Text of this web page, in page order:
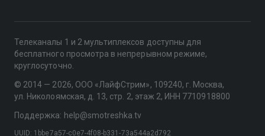
Телеканалы 1 и 2 мультиплексов доступны для
бесплатного просмотра в непрерывном режиме,
круглосуточно.
© 2014 — 2026, ООО «ЛайфСтрим», 109240, г. Москва,
ул. Николоямская, д. 13, стр. 2, этаж 2, ИНН 7710918800
Поддержка: help@smotreshka.tv
UUID: 1bbe7a57-c0e7-4f08-b331-73a544a2d792